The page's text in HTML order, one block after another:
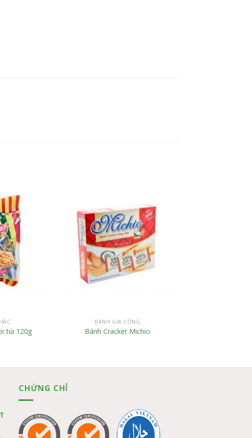
túi 120g
BÁNH GIA CÔNG
Bánh Cracker Michio
CHỨNG CHỈ